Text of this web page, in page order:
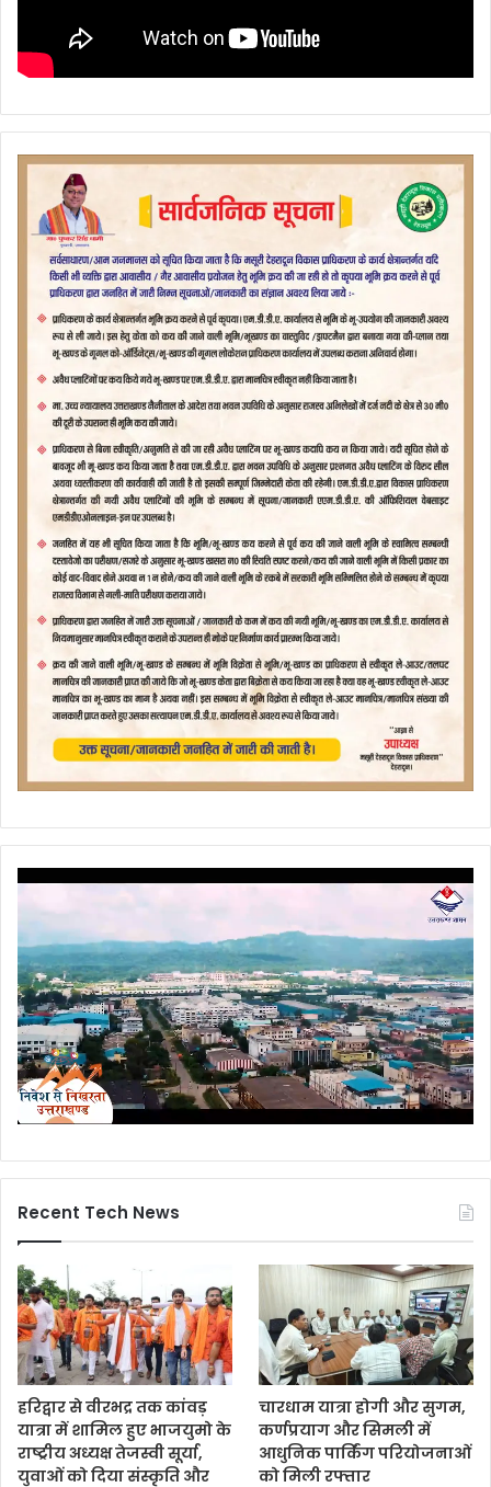
Recent Tech News
हरिद्वार से वीरभद्र तक कांवड़
यात्रा में शामिल हुए भाजयुमो के
राष्ट्रीय अध्यक्ष तेजस्वी सूर्या,
युवाओं को दिया संस्कृति और
चारधाम यात्रा होगी और सुगम,
कर्णप्रयाग और सिमली में
आधुनिक पार्किंग परियोजनाओं
को मिली रफ्तार